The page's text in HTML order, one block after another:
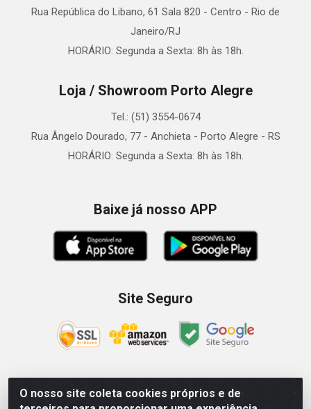
O nosso site coleta cookies próprios e de
Rua República do Libano, 61 Sala 820 - Centro - Rio de
Janeiro/RJ
HORÁRIO: Segunda a Sexta: 8h às 18h.
Loja / Showroom Porto Alegre
Tel.: (51) 3554-0674
Rua Ângelo Dourado, 77 - Anchieta - Porto Alegre - RS
HORÁRIO: Segunda a Sexta: 8h às 18h.
Baixe já nosso APP
Site Seguro
Zein Importação e Comércio LTDA - Av. Senador Queiróz, 274